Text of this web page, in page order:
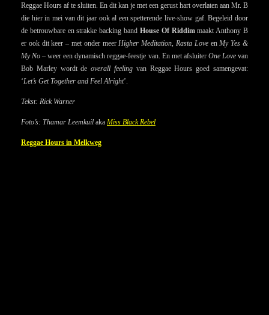
Reggae Hours af te sluiten. En dit kan je met een gerust hart overlaten aan Mr. B
die hier in mei van dit jaar ook al een spetterende live-show gaf. Begeleid door
de betrouwbare en strakke backing band House Of Riddimmaakt Anthony B
er ook dit keer – met onder meerHigher Meditation,Rasta LoveenMy Yes &
My No – weer een dynamisch reggae-feestje van. En met afsluiter One Lovevan
Bob Marley wordt deoverall feeling van Reggae Hours goed samengevat:
‘Let’s Get Together and Feel Alright’.
Tekst: Rick Warner
Foto’s: Thamar Leemkuil aka Miss Black Rebel
Reggae Hours in Melkweg